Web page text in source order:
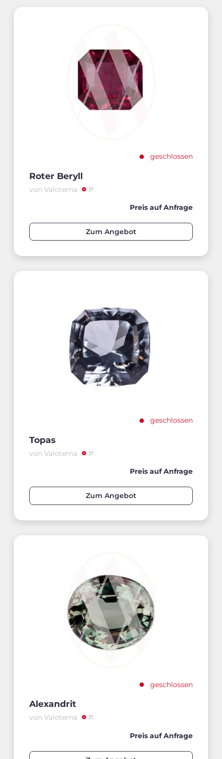
geschlossen
Roter Beryll
von Valoterna
Preis auf Anfrage
Zum Angebot
geschlossen
Topas
von Valoterna
Preis auf Anfrage
Zum Angebot
geschlossen
Alexandrit
von Valoterna
Preis auf Anfrage